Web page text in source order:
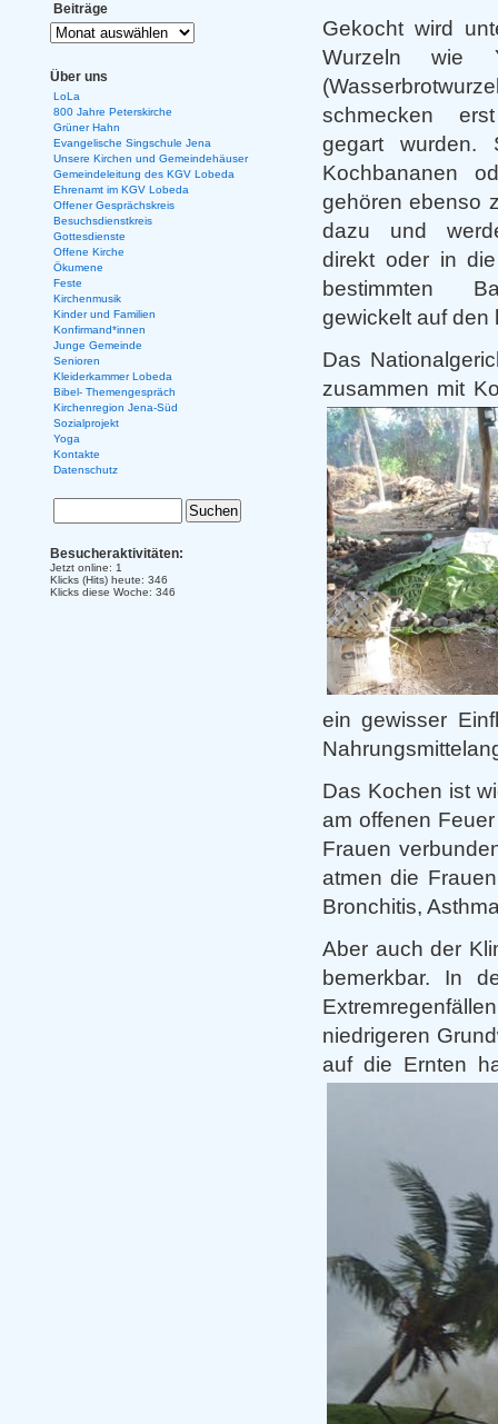
Gekocht wird
Wurzeln wie
schmecken
gegart wurden.
Kochbananen
gehören ebenso
dazu und
direkt oder in
bestimmten
gewickelt auf den
Das
zusammen mit
ein gewisser
Das Kochen ist
am offenen
Frauen
atmen die
Bronchitis,
Aber auch der
bemerkbar. In
niedrigeren
auf die Ernten
Beiträge
Über uns
LoLa
800 Jahre Peterskirche
Grüner Hahn
Evangelische Singschule Jena
Unsere Kirchen und Gemeindehäuser
Gemeindeleitung des KGV Lobeda
Ehrenamt im KGV Lobeda
Offener Gesprächskreis
Besuchsdienstkreis
Gottesdienste
Offene Kirche
Ökumene
Feste
Kirchenmusik
Kinder und Familien
Konfirmand*innen
Junge Gemeinde
Senioren
Kleiderkammer Lobeda
Bibel- Themengespräch
Kirchenregion Jena-Süd
Sozialprojekt
Yoga
Kontakte
Datenschutz
Besucheraktivitäten:
Jetzt online: 1
Klicks (Hits) heute: 346
Klicks diese Woche: 346